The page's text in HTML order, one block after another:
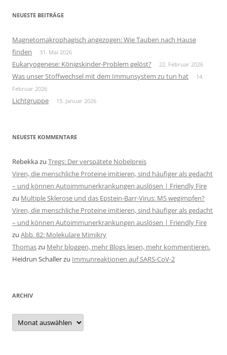
NEUESTE BEITRÄGE
Magnetomakrophagisch angezogen: Wie Tauben nach Hause
finden
31. Mai 2026
Eukaryogenese: Königskinder-Problem gelöst? 22. Februar 2026
Was unser Stoffwechsel mit dem Immunsystem zu tun hat
14.
Februar 2026
Lichtgruppe 15. Januar 2026
NEUESTE KOMMENTARE
Rebekkazu Tregs: Der verspätete Nobelpreis
Viren, die menschliche Proteine imitieren, sind häufiger als gedacht
– und können Autoimmunerkrankungen auslösen | Friendly Fire
zu Multiple Sklerose und das Epstein-Barr-Virus: MS wegimpfen?
Viren, die menschliche Proteine imitieren, sind häufiger als gedacht
– und können Autoimmunerkrankungen auslösen | Friendly Fire
zu Abb. 82: Molekulare Mimikry
Thomaszu Mehr bloggen, mehr Blogs lesen, mehr kommentieren.
Heidrun Schallerzu Immunreaktionen auf SARS-CoV-2
ARCHIV
Archiv